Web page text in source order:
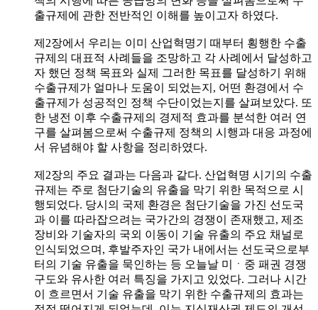
출규제에 관한 전반적인 이해를 높이고자 하였다.
제2장에서 우리는 이미 산업혁명기 때부터 횡행한 수출
규제의 대표적 사례들을 조망하고 각 사례에서 달성하고
자 했던 정책 목표와 실제 그러한 목표를 달성하기 위해
수출규제가 얼마나 도움이 되었는지, 어떤 환경에서 수
출규제가 성공적인 정책 수단이었는지를 살펴보았다. 또
한 냉전 이후 수출규제의 경제적 효과를 분석한 여러 연
구를 살펴봄으로써 수출규제 정책의 시행과 대응 과정에
서 유념해야 할 사항을 정리하였다.
제2장의 주요 결과는 다음과 같다. 산업혁명 시기의 수출
규제는 주로 첨단기술의 유출을 막기 위한 목적으로 시
행되었다. 당시의 국제 환경은 첨단기술을 가진 선도국
과 이를 따라잡으려는 국가간의 경쟁이 존재했고, 제조
장비와 기술자의 국외 이동이 기술 유출의 주요 채널로
인식되었으며, 후발주자인 국가 내에서는 선도국으로부
터의 기술 유출을 묵인하는 등 오늘날 미ㆍ중 패권 경쟁
구도와 유사한 여러 특징을 가지고 있었다. 그러나 시간
이 흐르면서 기술 유출을 막기 위한 수출규제의 효과는